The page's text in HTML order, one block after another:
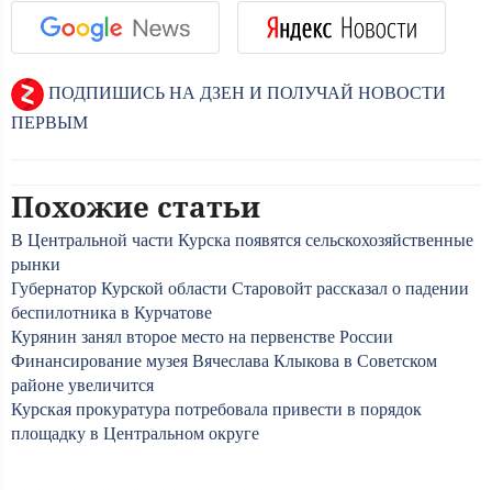
ПОДПИШИСЬ НА ДЗЕН И ПОЛУЧАЙ НОВОСТИ
ПЕРВЫМ
Похожие статьи
В Центральной части Курска появятся сельскохозяйственные
рынки
Губернатор Курской области Старовойт рассказал о падении
беспилотника в Курчатове
Курянин занял второе место на первенстве России
Финансирование музея Вячеслава Клыкова в Советском
районе увеличится
Курская прокуратура потребовала привести в порядок
площадку в Центральном округе